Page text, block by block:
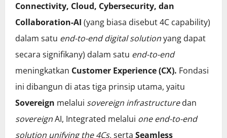
Connectivity, Cloud, Cybersecurity, dan
Collaboration-AI (yang biasa disebut 4C capability)
dalam satu end-to-end digital solutionyang dapat
secara signifikany) dalam satu end-to-end
meningkatkan Customer Experience (CX). Fondasi
ini dibangun di atas tiga prinsip utama, yaitu
Sovereign melalui sovereign infrastructuredan
sovereignAI, Integrated melalui one end-to-end
solution unifying the 4Cs,serta Seamless